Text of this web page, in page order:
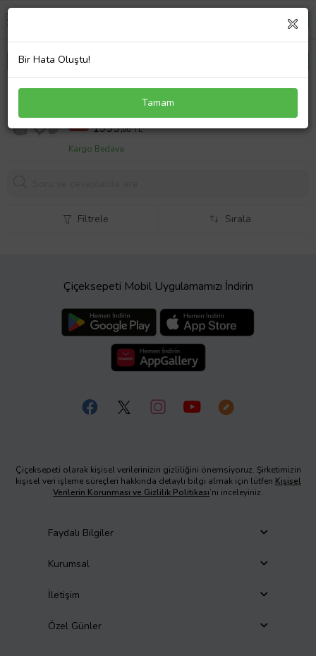
Gümüş İsmin Kalbimde Yazılı Kolye
%30 2844 TL
1999,00 TL
Kargo Bedava
Filtrele Sırala
Çiçeksepeti Mobil Uygulamamızı İndirin
Çiçeksepeti olarak kişisel verilerinizin gizliliğini önemsiyoruz. Şirketimizin
kişisel veri işleme süreçleri hakkında detaylı bilgi almak için lütfen Kişisel
Verilerin Korunması ve Gizlilik Politikası’nı inceleyiniz.
Faydalı Bilgiler
Kurumsal
İletişim
Özel Günler
Bir Hata Oluştu!
Tamam